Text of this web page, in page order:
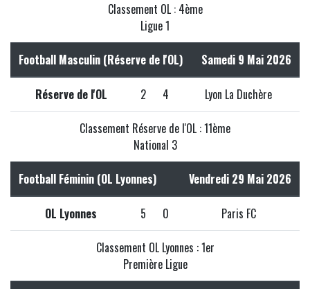
Classement OL : 4ème
Ligue 1
Football Masculin (Réserve de l'OL) Samedi 9 Mai 2026
Réserve de l'OL 2 4 Lyon La Duchère
Classement Réserve de l'OL : 11ème
National 3
Football Féminin (OL Lyonnes) Vendredi 29 Mai 2026
OL Lyonnes 5 0 Paris FC
Classement OL Lyonnes : 1er
Première Ligue